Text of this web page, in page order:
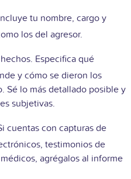
tu nombre, cargo y
los del agresor.
Especifica qué
y cómo se dieron los
Sé lo más detallado posible y
subjetivas.
cuentas con capturas de
testimonios de
agrégalos al informe